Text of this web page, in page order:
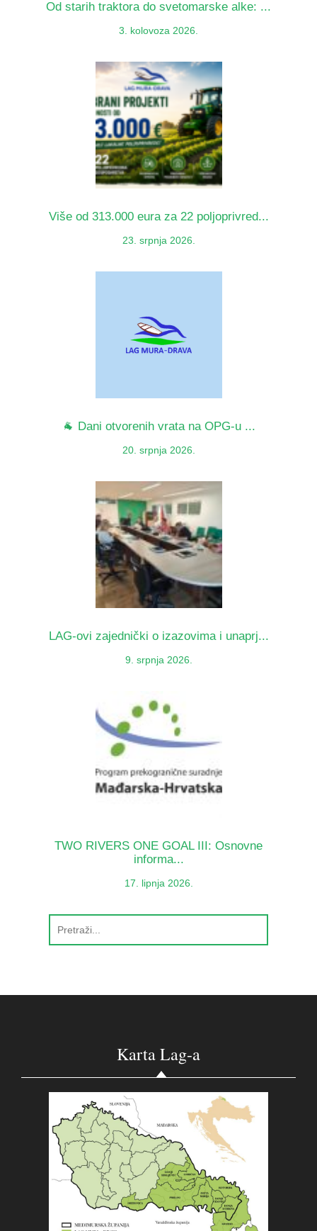
Od starih traktora do svetomarske alke: ...
3. kolovoza 2026.
Više od 313.000 eura za 22 poljoprivred...
23. srpnja 2026.
🐐 Dani otvorenih vrata na OPG-u ...
20. srpnja 2026.
LAG-ovi zajednički o izazovima i unaprj...
9. srpnja 2026.
TWO RIVERS ONE GOAL III: Osnovne
informa...
17. lipnja 2026.
Karta Lag-a